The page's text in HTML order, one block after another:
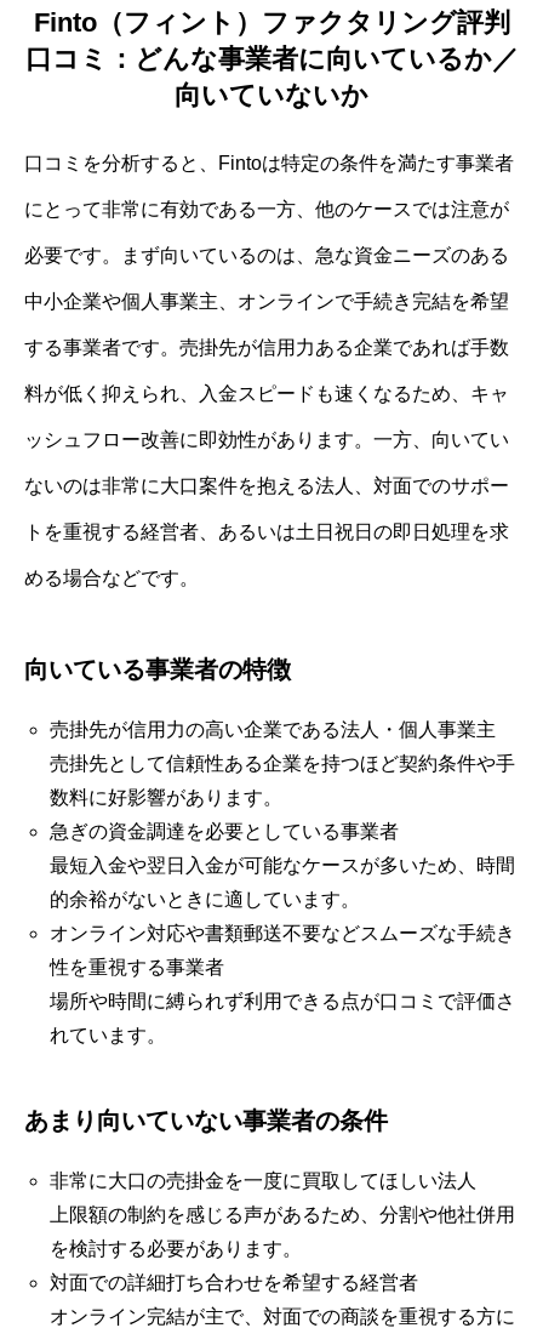
Finto（フィント）ファクタリング評判
口コミ：どんな事業者に向いているか／
向いていないか
口コミを分析すると、Fintoは特定の条件を満たす事業者
にとって非常に有効である一方、他のケースでは注意が
必要です。まず向いているのは、急な資金ニーズのある
中小企業や個人事業主、オンラインで手続き完結を希望
する事業者です。売掛先が信用力ある企業であれば手数
料が低く抑えられ、入金スピードも速くなるため、キャ
ッシュフロー改善に即効性があります。一方、向いてい
ないのは非常に大口案件を抱える法人、対面でのサポー
トを重視する経営者、あるいは土日祝日の即日処理を求
める場合などです。
向いている事業者の特徴
売掛先が信用力の高い企業である法人・個人事業主
売掛先として信頼性ある企業を持つほど契約条件や手
数料に好影響があります。
急ぎの資金調達を必要としている事業者
最短入金や翌日入金が可能なケースが多いため、時間
的余裕がないときに適しています。
オンライン対応や書類郵送不要などスムーズな手続き
性を重視する事業者
場所や時間に縛られず利用できる点が口コミで評価さ
れています。
あまり向いていない事業者の条件
非常に大口の売掛金を一度に買取してほしい法人
上限額の制約を感じる声があるため、分割や他社併用
を検討する必要があります。
対面での詳細打ち合わせを希望する経営者
オンライン完結が主で、対面での商談を重視する方に